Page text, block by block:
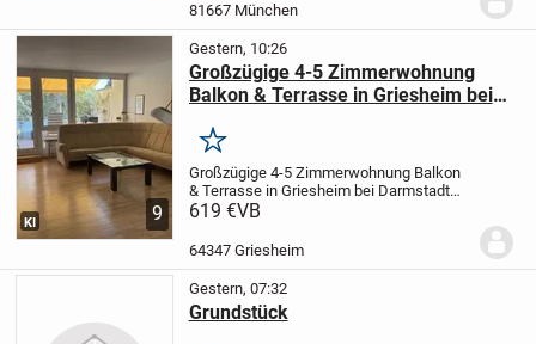
DesignKUNDSCHAFT
vorhanden.LAGE:
81667 München
9
KI
Gestern, 10:26
Großzügige 4-5 Zimmerwohnung
Balkon & Terrasse in Griesheim bei
Merken
Großzügige 4-5 Zimmerwohnung Balkon
& Terrasse in Griesheim bei Darmstadt
von privat zu
angebotenen Objekt handelt es sich um
eine attraktive 4/5-Zimmerwohnung in...
619 €VB
64347 Griesheim
Gestern, 07:32
Grundstück